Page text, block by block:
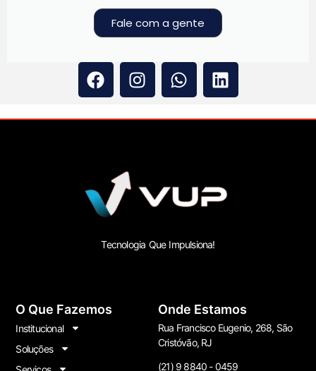
Fale com a gente
Tecnologia Que Impulsiona!
O Que Fazemos
Institucional
Soluções
Onde Estamos
Rua Francisco Eugenio, 268, São
Cristóvão, RJ
(21) 9 8840 - 0459